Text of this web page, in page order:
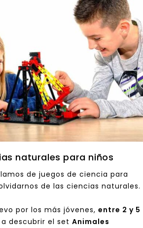
naturales para niños
de juegos de ciencia para
de las ciencias naturales.
por los más jóvenes, entre 2 y 5
descubrir el set Animales